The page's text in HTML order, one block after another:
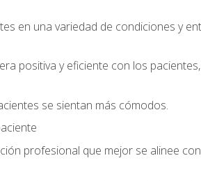
en una variedad de condiciones y
positiva y eficiente con los
se sientan más cómodos.
profesional que mejor se alinee